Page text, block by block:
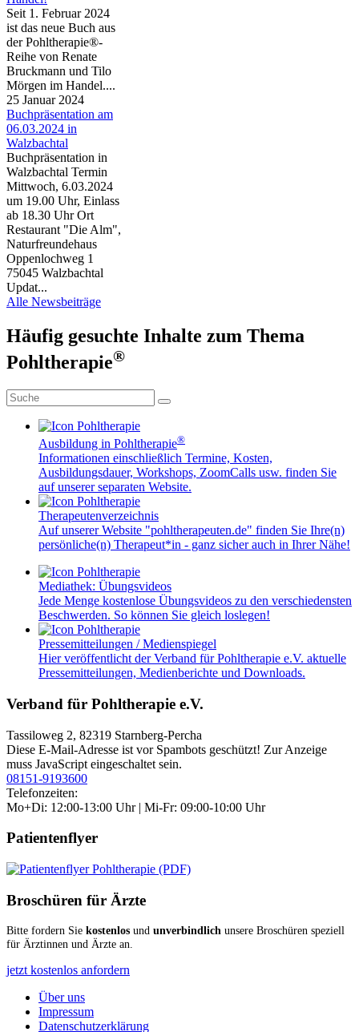
Seit 1. Februar 2024
ist das neue Buch aus
der Pohltherapie®-
Reihe von Renate
Bruckmann und Tilo
Mörgen im Handel....
25 Januar 2024
Buchpräsentation am
06.03.2024 in
Walzbachtal
Buchpräsentation in
Walzbachtal Termin
Mittwoch, 6.03.2024
um 19.00 Uhr, Einlass
ab 18.30 Uhr Ort
Restaurant "Die Alm",
Naturfreundehaus
Oppenlochweg 1
75045 Walzbachtal
Updat...
Alle Newsbeiträge
Häufig gesuchte Inhalte zum Thema
Pohltherapie®
Ausbildung in Pohltherapie®
Informationen einschließlich Termine, Kosten,
Ausbildungsdauer, Workshops, ZoomCalls usw. finden Sie
auf unserer separaten Website.
Therapeutenverzeichnis
Auf unserer Website "pohltherapeuten.de" finden Sie Ihre(n)
persönliche(n) Therapeut*in - ganz sicher auch in Ihrer Nähe!
Mediathek: Übungsvideos
Jede Menge kostenlose Übungsvideos zu den verschiedensten
Beschwerden. So können Sie gleich loslegen!
Pressemitteilungen / Medienspiegel
Hier veröffentlicht der Verband für Pohltherapie e.V. aktuelle
Pressemitteilungen, Medienberichte und Downloads.
Verband für Pohltherapie e.V.
Tassiloweg 2, 82319 Starnberg-Percha
Diese E-Mail-Adresse ist vor Spambots geschützt! Zur Anzeige
muss JavaScript eingeschaltet sein.
08151-9193600
Telefonzeiten:
Mo+Di: 12:00-13:00 Uhr | Mi-Fr: 09:00-10:00 Uhr
Patientenflyer
Broschüren für Ärzte
Bitte fordern Sie kostenlos und unverbindlich unsere Broschüren speziell
für Ärztinnen und Ärzte an.
jetzt kostenlos anfordern
Über uns
Impressum
Datenschutzerklärung